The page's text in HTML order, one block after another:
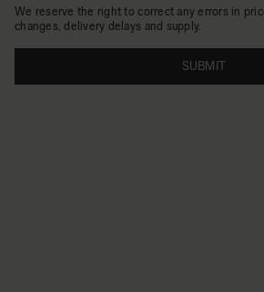
We reserve the right to correct any errors in
changes, delivery delays and supply.
SUBMIT